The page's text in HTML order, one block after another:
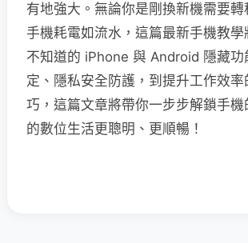
有地強大。無論你是剛換新機需要
手機耗電如流水，這篇最新手機教
不知道的 iPhone 與 Android 隱藏功
定、隱私安全防護，到提升工作效率
巧，這篇文章將帶你一步步解鎖手
的數位生活更聰明、更順暢！